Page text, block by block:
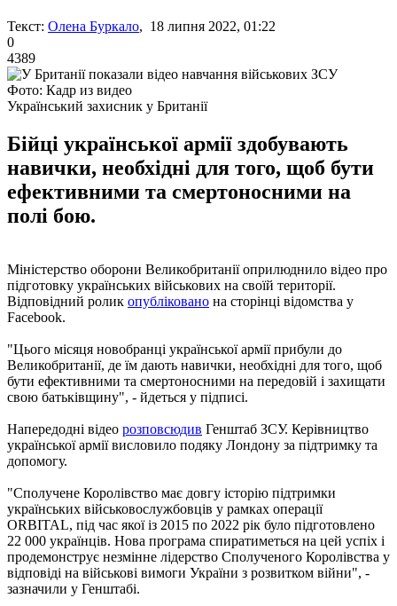
Текст: Олена Буркало, 18 липня 2022, 01:22
0
4389
Фото: Кадр из видео
Український захисник у Британії
Бійці української армії здобувають
навички, необхідні для того, щоб бути
ефективними та смертоносними на
полі бою.
Міністерство оборони Великобританії оприлюднило відео про
підготовку українських військових на своїй території.
Відповідний ролик опубліковано на сторінці відомства у
Facebook.
"Цього місяця новобранці української армії прибули до
Великобританії, де їм дають навички, необхідні для того, щоб
бути ефективними та смертоносними на передовій і захищати
свою батьківщину", - йдеться у підписі.
Напередодні відео розповсюдив Генштаб ЗСУ. Керівництво
української армії висловило подяку Лондону за підтримку та
допомогу.
"Сполучене Королівство має довгу історію підтримки
українських військовослужбовців у рамках операції
ORBITAL, під час якої із 2015 по 2022 рік було підготовлено
22 000 українців. Нова програма спиратиметься на цей успіх і
продемонструє незмінне лідерство Сполученого Королівства у
відповіді на військові вимоги України з розвитком війни", -
зазначили у Генштабі.